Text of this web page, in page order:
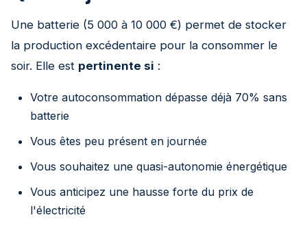
Une batterie (5 000 à 10 000 €) permet de stocker
la production excédentaire pour la consommer le
soir. Elle est pertinente si :
Votre autoconsommation dépasse déjà 70% sans
batterie
Vous êtes peu présent en journée
Vous souhaitez une quasi-autonomie énergétique
Vous anticipez une hausse forte du prix de
l'électricité